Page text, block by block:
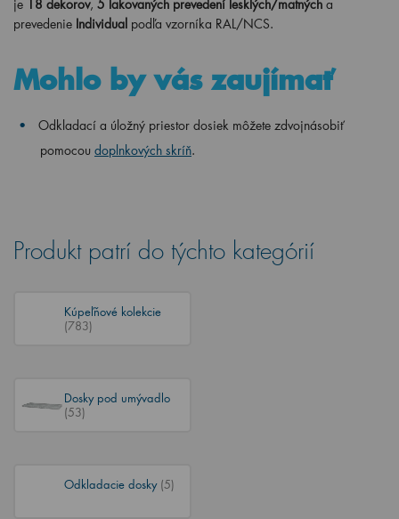
je 18 dekorov, 5 lakovaných prevedení lesklých/matných a
prevedenie Individual podľa vzorníka RAL/NCS.
Mohlo by vás zaujímať
Odkladací a úložný priestor dosiek môžete zdvojnásobiť
pomocou doplnkových skríň.
Produkt patrí do týchto kategórií
Kúpeľňové kolekcie
(783)
Dosky pod umývadlo
(53)
Odkladacie dosky (5)